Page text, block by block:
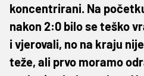
koncentrirani. Na
nakon 2:0 bilo se teško
i vjerovali, no na kraju
teže, ali prvo moramo